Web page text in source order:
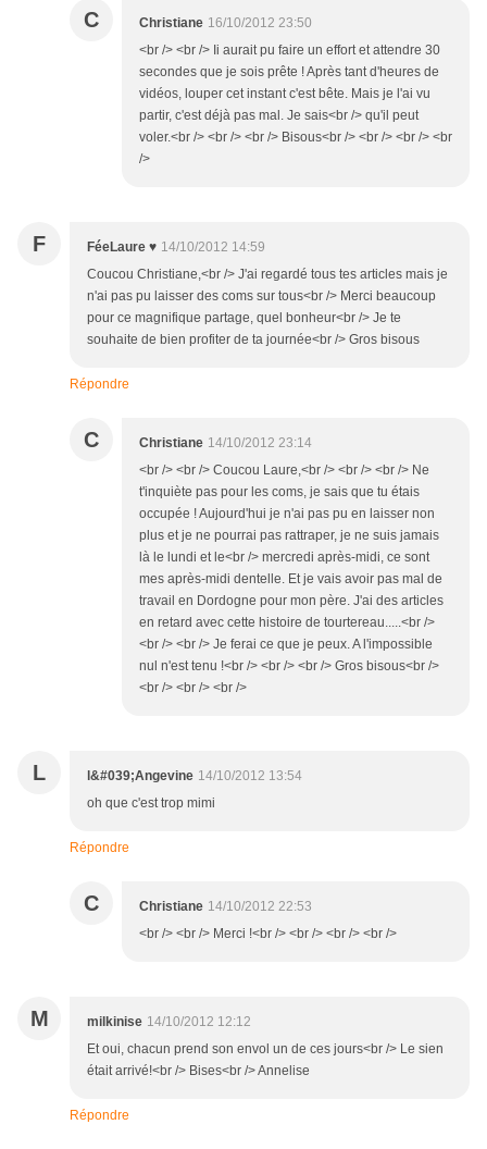
C Christiane 16/10/2012 23:50
<br /> <br /> Ii aurait pu faire un effort et attendre 30
secondes que je sois prête ! Après tant d'heures de
vidéos, louper cet instant c'est bête. Mais je l'ai vu
partir, c'est déjà pas mal. Je sais<br /> qu'il peut
voler.<br /> <br /> <br /> Bisous<br /> <br /> <br /> <br
/>
F FéeLaure ♥ 14/10/2012 14:59
Coucou Christiane,<br /> J'ai regardé tous tes articles mais je
n'ai pas pu laisser des coms sur tous<br /> Merci beaucoup
pour ce magnifique partage, quel bonheur<br /> Je te
souhaite de bien profiter de ta journée<br /> Gros bisous
Répondre
C Christiane 14/10/2012 23:14
<br /> <br /> Coucou Laure,<br /> <br /> <br /> Ne
t'inquiète pas pour les coms, je sais que tu étais
occupée ! Aujourd'hui je n'ai pas pu en laisser non
plus et je ne pourrai pas rattraper, je ne suis jamais
là le lundi et le<br /> mercredi après-midi, ce sont
mes après-midi dentelle. Et je vais avoir pas mal de
travail en Dordogne pour mon père. J'ai des articles
en retard avec cette histoire de tourtereau.....<br />
<br /> <br /> Je ferai ce que je peux. A l'impossible
nul n'est tenu !<br /> <br /> <br /> Gros bisous<br />
<br /> <br /> <br />
L l&#039;Angevine 14/10/2012 13:54
oh que c'est trop mimi
Répondre
C Christiane 14/10/2012 22:53
<br /> <br /> Merci !<br /> <br /> <br /> <br />
M milkinise 14/10/2012 12:12
Et oui, chacun prend son envol un de ces jours<br /> Le sien
était arrivé!<br /> Bises<br /> Annelise
Répondre